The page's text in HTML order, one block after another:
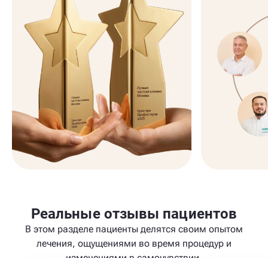
Реальные отзывы пациентов
В этом разделе пациенты делятся своим опытом
лечения, ощущениями во время процедур и